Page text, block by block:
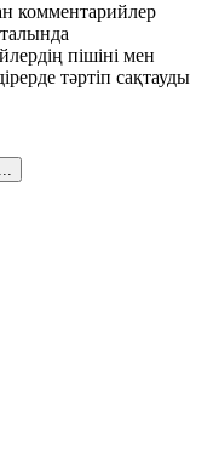
комментарийлер
пішіні мен
тәртіп сақтауды